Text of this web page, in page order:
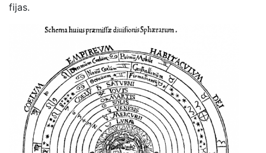
fijas.